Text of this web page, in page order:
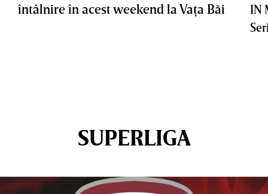
întâlnire în acest weekend la Vaţa Băi
IN
SUPERLIGA